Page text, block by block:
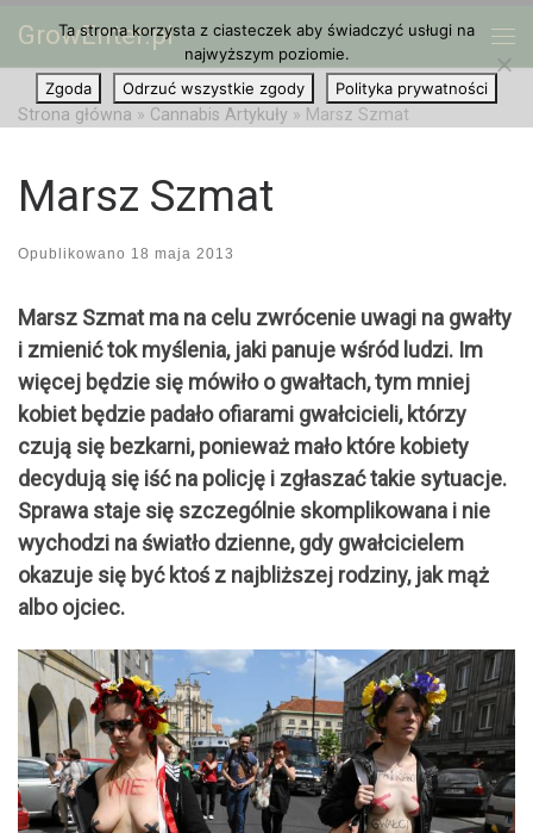
Przejdź do treści
GrowEnter.pl
Strona główna » Cannabis Artykuły » Marsz Szmat
Marsz Szmat
Opublikowano 18 maja 2013
Marsz Szmat ma na celu zwrócenie uwagi na gwałty
i zmienić tok myślenia, jaki panuje wśród ludzi. Im
więcej będzie się mówiło o gwałtach, tym mniej
kobiet będzie padało ofiarami gwałcicieli, którzy
czują się bezkarni, ponieważ mało które kobiety
decydują się iść na policję i zgłaszać takie sytuacje.
Sprawa staje się szczególnie skomplikowana i nie
wychodzi na światło dzienne, gdy gwałcicielem
okazuje się być ktoś z najbliższej rodziny, jakmąż
albo ojciec.
Ta strona korzysta z ciasteczek aby świadczyć usługi na
najwyższym poziomie.
Zgoda
Odrzuć wszystkie zgody Polityka prywatności